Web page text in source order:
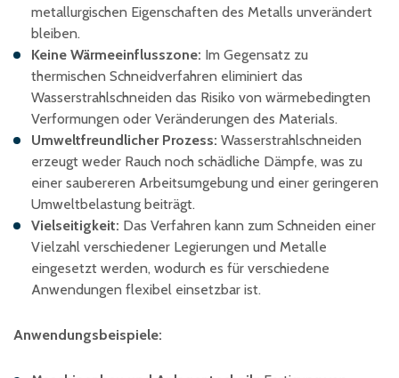
metallurgischen Eigenschaften des Metalls unverändert
bleiben.
Keine Wärmeeinflusszone: Im Gegensatz zu
thermischen Schneidverfahren eliminiert das
Wasserstrahlschneiden das Risiko von wärmebedingten
Verformungen oder Veränderungen des Materials.
Umweltfreundlicher Prozess: Wasserstrahlschneiden
erzeugt weder Rauch noch schädliche Dämpfe, was zu
einer saubereren Arbeitsumgebung und einer geringeren
Umweltbelastung beiträgt.
Vielseitigkeit: Das Verfahren kann zum Schneiden einer
Vielzahl verschiedener Legierungen und Metalle
eingesetzt werden, wodurch es für verschiedene
Anwendungen flexibel einsetzbar ist.
Anwendungsbeispiele: